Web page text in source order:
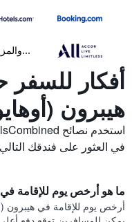
أفكار للسفر
هيبرون
في العثور على فندقك
ما هو أرخص يوم للإقامة